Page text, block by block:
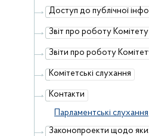
Доступ до публічної
Звіт про роботу Комітету
Звіти про роботу
Комітетські слухання
Контакти
Парламентські слухання
Законопроекти щодо